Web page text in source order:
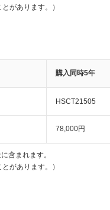
があります。）
購入同時5年
HSCT21505
78,000円
含まれます。
があります。）